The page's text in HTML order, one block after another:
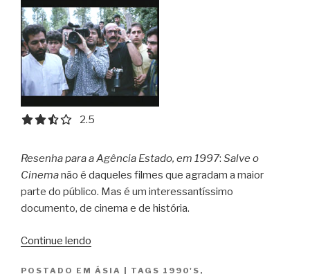
2.5 out of 5.0 stars
2.5
Resenha para a Agência Estado, em 1997: Salve o
Cinemanão é daqueles filmes que agradam a maior
parte do público. Mas é um interessantíssimo
documento, de cinema e de história.
Continue lendo
POSTADO EM ÁSIA TAGS 1990'S ,